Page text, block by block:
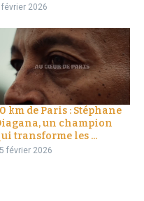
février 2026
km de Paris : Stéphane
un champion
transforme les ...
février 2026